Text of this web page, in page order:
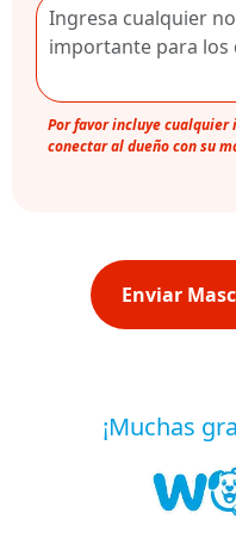
Por favor incluye
conectar al dueño con su
Enviar
¡Muchas